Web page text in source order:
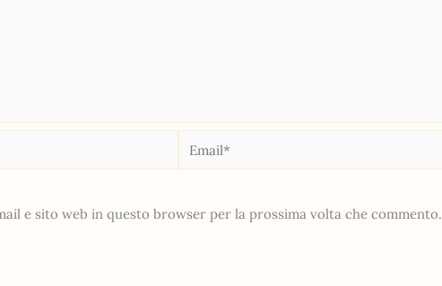
Email*
e sito web in questo browser per la prossima volta che commento.